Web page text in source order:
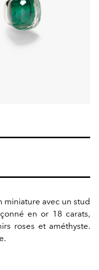
miniature avec un stud
en or 18 carats,
roses et améthyste.